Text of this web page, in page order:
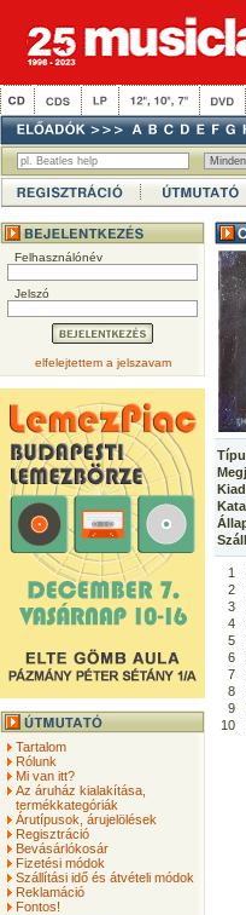
Felhasználónév
Jelszó
elfelejtettem a jelszavam
Tartalom
Rólunk
Mi van itt?
Az áruház kialakítása,
termékkategóriák
Árutípusok, árujelölések
Regisztráció
Bevásárlókosár
Fizetési módok
Szállítási idő és átvételi módok
Reklamáció
Fontos!
1
2
3
4
5
6
7
8
9
10